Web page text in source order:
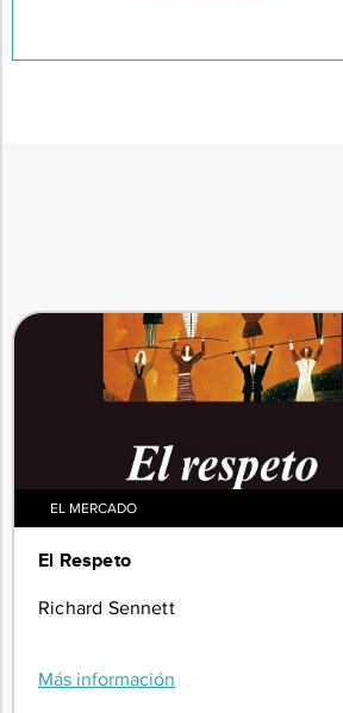
EL MERCADO
El Respeto
Richard Sennett
Más información